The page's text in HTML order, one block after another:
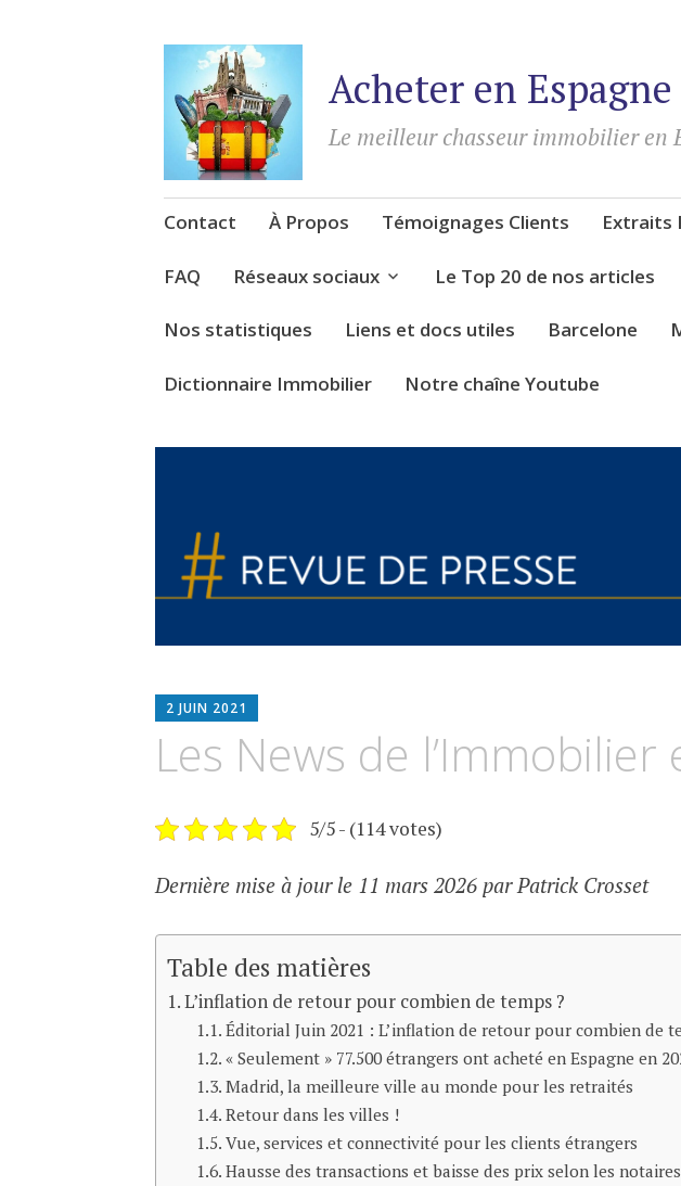
Acheter en Espagne
Le meilleur chasseur immobilier en
Accéder
contenu
Contact À Propos Témoignages Clients Extraits
FAQ Réseaux sociaux Le Top 20 de nos articles
Nos statistiques Liens et docs utiles Barcelone
Dictionnaire Immobilier Notre chaîne Youtube
2 JUIN 2021
Les News de l’Immobilier
5/5 - (114 votes)
Dernière mise à jour le 11 mars 2026 par Patrick Crosset
Table des matières
L’inflation de retour pour combien de temps ?
Éditorial Juin 2021 : L’inflation de retour pour combien de
« Seulement » 77.500 étrangers ont acheté en Espagne en
Madrid, la meilleure ville au monde pour les retraités
Retour dans les villes !
Vue, services et connectivité pour les clients étrangers
Hausse des transactions et baisse des prix selon les notaires